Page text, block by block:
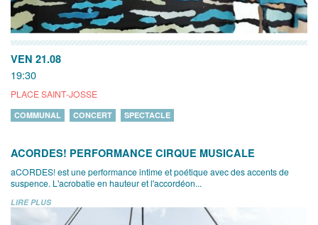
VEN 21.08
19:30
PLACE SAINT-JOSSE
COMMUNAL CONCERT SPECTACLE
ACORDES! PERFORMANCE CIRQUE MUSICALE
aCORDES! est une performance intime et poétique avec des accents de
suspence. L'acrobatie en hauteur et l'accordéon...
LIRE PLUS